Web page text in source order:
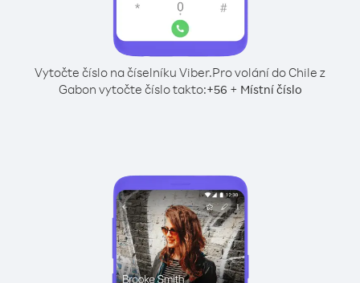
Vytočte číslo na číselníku Viber.Pro volání do Chile z
Gabon vytočte číslo takto:+56 + Místní číslo